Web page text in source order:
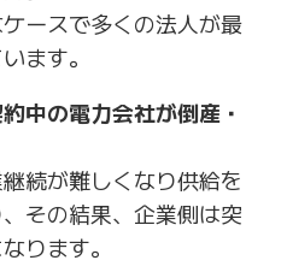
ースで多くの法人が最
ます。
中の電力会社が倒産・
続が難しくなり供給を
その結果、企業側は突
ります。